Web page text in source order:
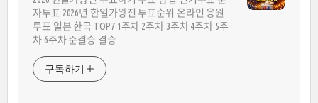
자투표 2026년 한일가왕전 투표순위 온라인 응원
투표 일본 한국 TOP7 1주차 2주차 3주차 4주차 5주
차 6주차 준결승 결승
구독하기